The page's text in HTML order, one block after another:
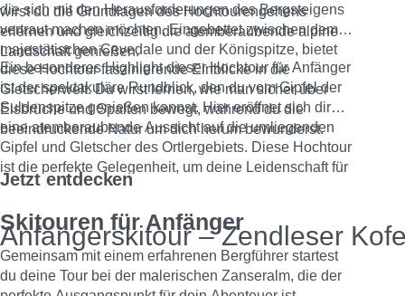
wirst du die Grundlagen des Hochtourengehens
erlernen und gleichzeitig die atemberaubende alpine
Landschaft genießen.
die sich mit den Herausforderungen des Bergsteigens
vertraut machen möchten. Eingebettet zwischen dem
majestätischen Cevedale und der Königspitze, bietet
diese Hochtour faszinierende Einblicke in die
Gletscherwelt. Du wirst lernen, wie man sicher über
Eisbrüche und Spalten bewegt, während du die
beeindruckende Natur um dich herum bewunderst.
Ein besonderes Highlight dieser Hochtour für Anfänger
ist der spektakuläre Rundblick, den du vom Gipfel der
Suldenspitze genießen kannst. Hier eröffnet sich dir
eine atemberaubende Aussicht auf die umliegenden
Gipfel und Gletscher des Ortlergebiets. Diese Hochtour
ist die perfekte Gelegenheit, um deine Leidenschaft für
das Bergsteigen zu entdecken und unvergessliche
Mach dich bereit für ein Abenteuer, das dir die
Schönheit der Berge näherbringt!
Jetzt entdecken
Skitouren für Anfänger
Anfängerskitour – Zendleser
Gemeinsam mit einem erfahrenen Bergführer startest
du deine Tour bei der malerischen Zanseralm, die der